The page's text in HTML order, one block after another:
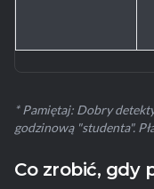
* Pamiętaj: Dobry
godzinową "studenta".
Co zrobić, gdy